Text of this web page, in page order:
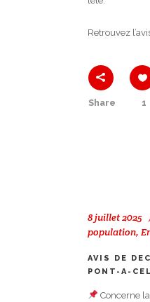
Retrouvez
Share 1
8 juillet 2025
population,
AVIS DE
PONT-A-
Concerne